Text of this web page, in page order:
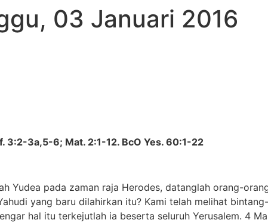
03 Januari 2016
3:2-3a,5-6; Mat. 2:1-12. BcO Yes. 60:1-22
Yudea pada zaman raja Herodes, datanglah orang-
yang baru dilahirkan itu? Kami telah melihat
hal itu terkejutlah ia beserta seluruh Yerusalem. 4